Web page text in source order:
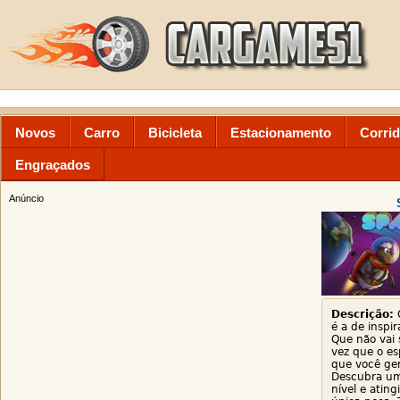
Novos Carro Bicicleta Estacionamento
Engraçados
Anúncio
Descrição:
é a de
Que não vai
vez que o
que você
Descubra
nível e